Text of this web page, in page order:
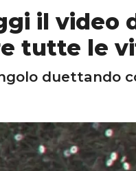
il video
tutte le
duettando